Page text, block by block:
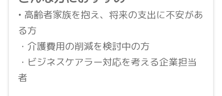
• 高齢者家族を抱え、将来の支出に不安があ
る方
・介護費用の削減を検討中の方
・ビジネスケアラー対応を考える企業担当
者